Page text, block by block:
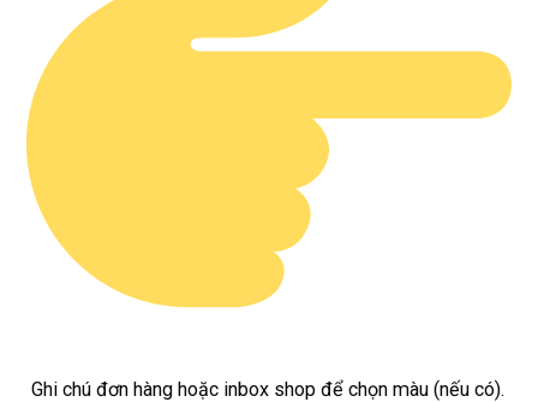
Ghi chú đơn hàng hoặc inbox shop để chọn màu (nếu có).